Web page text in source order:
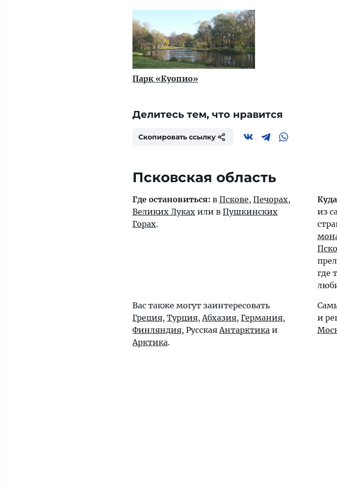
Парк «Куопио»
Делитесь тем, что нравится
Скопировать ссылку
Псковская область
Где остановиться: в Пскове, Печорах,
Великих Луках или в Пушкинских
Горах.
из
где
Вас также могут заинтересовать
Греция, Турция, Абхазия, Германия,
Финляндия, Русская Антарктика и
Арктика.
и